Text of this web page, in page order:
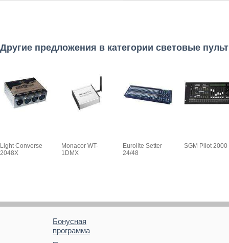
Другие предложения в категории световые
Light Converse
2048X
Monacor WT-
1DMX
Eurolite Setter
24/48
SGM Pilot 2000
Бонусная
программа